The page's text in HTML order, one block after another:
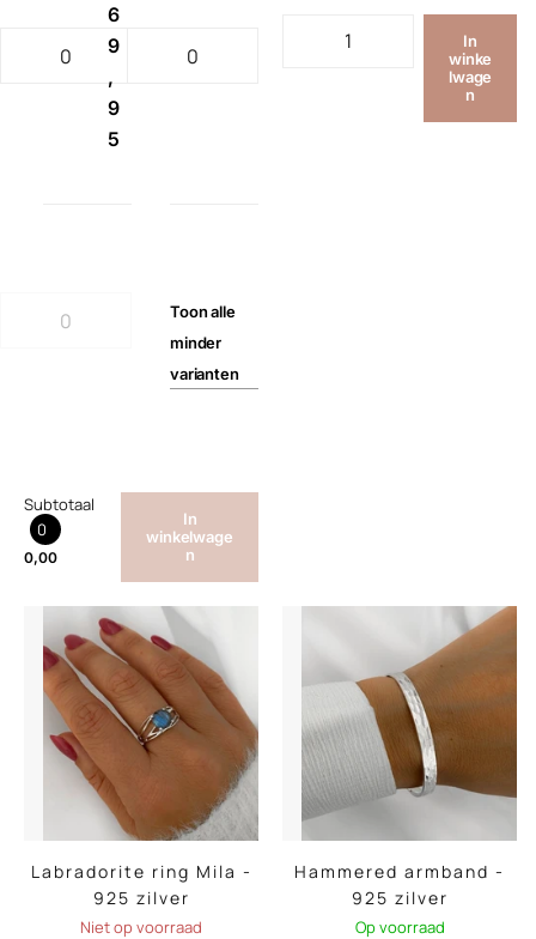
6
9
,
9
5
Toonalle
minder
varianten
Subtotaal
0
0,00
In
winkelwage
n
In
winke
lwage
n
Labradorite ring Mila -
925 zilver
Niet op voorraad
Hammered armband -
925 zilver
Op voorraad